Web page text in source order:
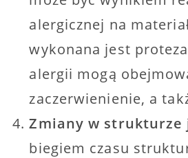
alergicznej na
wykonana jest
alergii mogą
zaczerwienienie, a
Zmiany w strukturze
biegiem czasu